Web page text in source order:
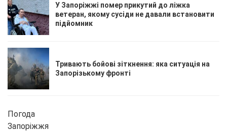
У Запоріжжі помер прикутий до ліжка
ветеран, якому сусіди не давали встановити
підйомник
Тривають бойові зіткнення: яка ситуація на
Запорізькому фронті
Погода
Запоріжжя